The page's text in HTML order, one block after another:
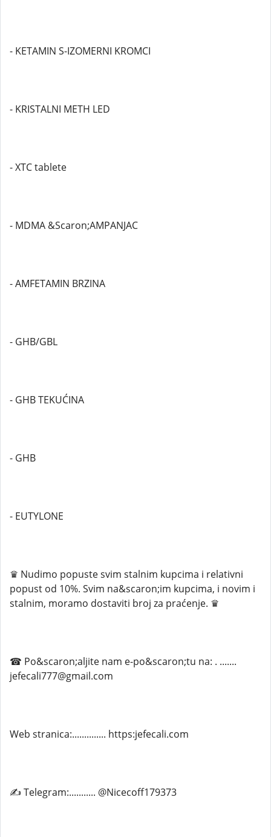
- KETAMIN S-IZOMERNI KROMCI
- KRISTALNI METH LED
- XTC tablete
- MDMA &Scaron;AMPANJAC
- AMFETAMIN BRZINA
- GHB/GBL
- GHB TEKUĆINA
- GHB
- EUTYLONE
♛ Nudimo popuste svim stalnim kupcima i relativni
popust od 10%. Svim na&scaron;im kupcima, i novim i
stalnim, moramo dostaviti broj za praćenje. ♛
☎ Po&scaron;aljite nam e-po&scaron;tu na: . .......
jefecali777@gmail.com
Web stranica:.............. https:jefecali.com
✍ Telegram:........... @Nicecoff179373